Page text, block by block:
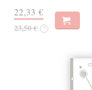
22,33 €
23,50 € ?